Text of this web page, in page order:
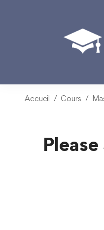
Accueil Cours